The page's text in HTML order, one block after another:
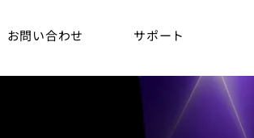
お問い合わせ サポート